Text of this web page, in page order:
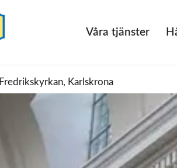
Våra tjänster
Fredrikskyrkan, Karlskrona